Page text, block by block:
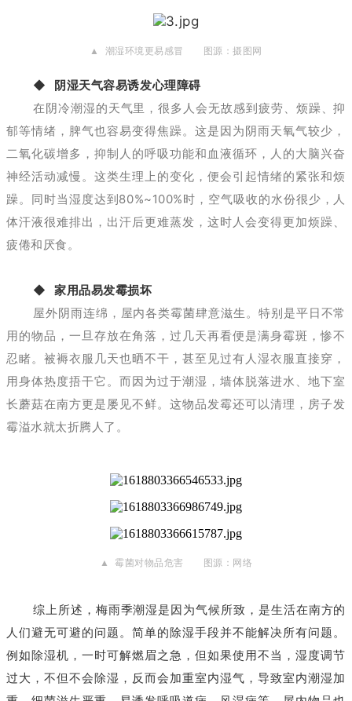
▲ 潮湿环境更易感冒 图源：摄图网
◆ 阴湿天气容易诱发心理障碍
在阴冷潮湿的天气里，很多人会无故感到疲劳、烦躁、抑
郁等情绪，脾气也容易变得焦躁。这是因为阴雨天氧气较少，
二氧化碳增多，抑制人的呼吸功能和血液循环，人的大脑兴奋
神经活动减慢。这类生理上的变化，便会引起情绪的紧张和烦
躁。同时当湿度达到80%~100%时，空气吸收的水份很少，人
体汗液很难排出，出汗后更难蒸发，这时人会变得更加烦躁、
疲倦和厌食。
◆ 家用品易发霉损坏
屋外阴雨连绵，屋内各类霉菌肆意滋生。特别是平日不常
用的物品，一旦存放在角落，过几天再看便是满身霉斑，惨不
忍睹。被褥衣服几天也晒不干，甚至见过有人湿衣服直接穿，
用身体热度捂干它。而因为过于潮湿，墙体脱落进水、地下室
长蘑菇在南方更是屡见不鲜。这物品发霉还可以清理，房子发
霉溢水就太折腾人了。
▲ 霉菌对物品危害 图源：网络
综上所述，梅雨季潮湿是因为气候所致，是生活在南方的
人们避无可避的问题。简单的除湿手段并不能解决所有问题。
例如除湿机，一时可解燃眉之急，但如果使用不当，湿度调节
过大，不但不会除湿，反而会加重室内湿气，导致室内潮湿加